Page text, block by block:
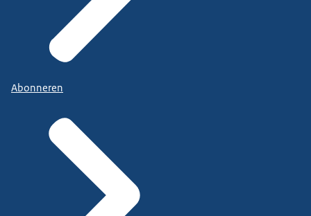
Abonneren